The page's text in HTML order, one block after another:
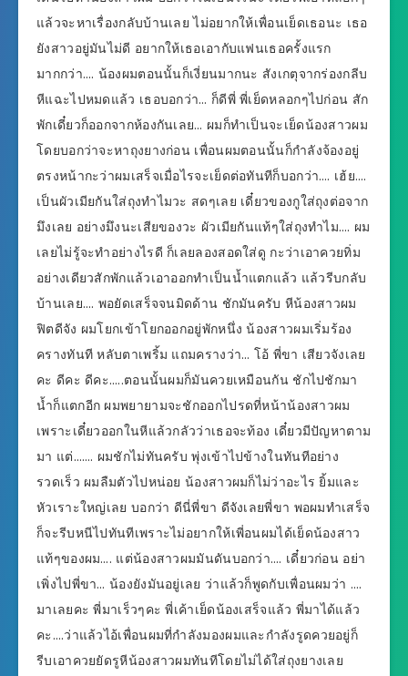
แล้วจะหาเรื่องกลับบ้านเลย ไม่อยากให้เพื่อนเย็ดเธอนะ เธอ
ยังสาวอยู่มันไม่ดี อยากให้เธอเอากับแฟนเธอครั้งแรก
มากกว่า…. น้องผมตอนนั้นก็เงี่ยนมากนะ สังเกตุจากร่องกลีบ
หีแฉะไปหมดแล้ว เธอบอกว่า… ก็ดีพี่ พี่เย็ดหลอกๆไปก่อน สัก
พักเดี๋ยวก็ออกจากห้องกันเลย… ผมก็ทำเป็นจะเย็ดน้องสาวผม
โดยบอกว่าจะหาถุงยางก่อน เพื่อนผมตอนนั้นก็กำลังจ้องอยู่
ตรงหน้ากะว่าผมเสร็จเมื่อไรจะเย็ดต่อทันทีก็บอกว่า…. เฮ้ย….
เป็นผัวเมียกันใส่ถุงทำไมวะ สดๆเลย เดี๋ยวของกูใส่ถุงต่อจาก
มึงเลย อย่างมึงนะเสียของวะ ผัวเมียกันแท้ๆใส่ถุงทำไม…. ผม
เลยไม่รู้จะทำอย่างไรดี ก็เลยลองสอดใส่ดู กะว่าเอาควยทิ่ม
อย่างเดียวสักพักแล้วเอาออกทำเป็นน้ำแตกแล้ว แล้วรีบกลับ
บ้านเลย…. พอยัดเสร็จจนมิดด้าน ชักมันครับ หีน้องสาวผม
ฟิตดีจัง ผมโยกเข้าโยกออกอยู่พักหนึ่ง น้องสาวผมเริ่มร้อง
ครางทันที หลับตาเพริ้ม แถมครางว่า… โอ้ พี่ขา เสียวจังเลย
คะ ดีคะ ดีคะ…..ตอนนั้นผมก็มันควยเหมือนกัน ชักไปชักมา
น้ำก็แตกอีก ผมพยายามจะชักออกไปรดที่หน้าน้องสาวผม
เพราะเดี๋ยวออกในหีแล้วกลัวว่าเธอจะท้อง เดี๋ยวมีปัญหาตาม
มา แต่……. ผมชักไม่ทันครับ พุ่งเข้าไปข้างในทันทีอย่าง
รวดเร็ว ผมลืมตัวไปหน่อย น้องสาวผมก็ไม่ว่าอะไร ยิ้มและ
หัวเราะใหญ่เลย บอกว่า ดีนี่พี่ขา ดีจังเลยพี่ขา พอผมทำเสร็จ
ก็จะรีบหนีไปทันทีเพราะไม่อยากให้เพี่อนผมได้เย็ดน้องสาว
แท้ๆของผม…. แต่น้องสาวผมมันดันบอกว่า…. เดี๋ยวก่อน อย่า
เพิ่งไปพี่ขา… น้องยังมันอยู่เลย ว่าแล้วก็พูดกับเพื่อนผมว่า ….
มาเลยคะ พี่มาเร็วๆคะ พี่เค้าเย็ดน้องเสร็จแล้ว พี่มาได้แล้ว
คะ….ว่าแล้วไอ้เพื่อนผมที่กำลังมองผมและกำลังรูดควยอยู่ก็
รีบเอาควยยัดรูหีน้องสาวผมทันทีโดยไม่ได้ใส่ถุงยางเลย